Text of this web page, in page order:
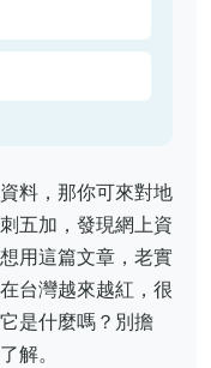
料，那你可來對地
五加，發現網上資
用這篇文章，老實
台灣越來越紅，很
是什麼嗎？別擔
解。